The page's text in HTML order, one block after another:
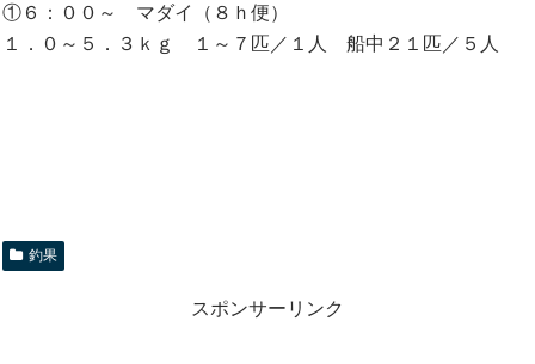
①６：００～ マダイ（８ｈ便）
１．０～５．３ｋｇ １～７匹／１人 船中２１匹／５人
釣果
スポンサーリンク